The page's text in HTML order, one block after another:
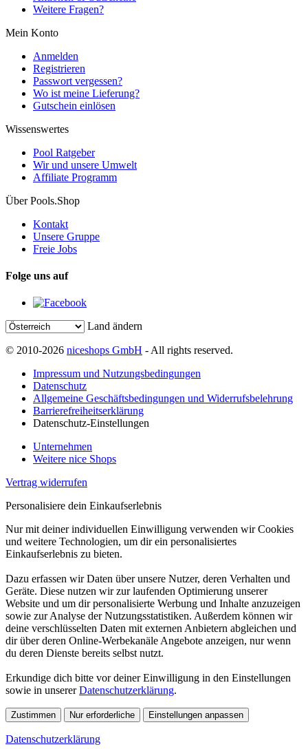
Weitere Fragen?
Mein Konto
Anmelden
Registrieren
Passwort vergessen?
Wo ist meine Lieferung?
Gutschein einlösen
Wissenswertes
Pool Ratgeber
Wir und unsere Umwelt
Affiliate Programm
Über Pools.Shop
Kontakt
Unsere Gruppe
Freie Jobs
Folge uns auf
Land ändern
© 2010-2026 niceshops GmbH - All rights reserved.
Impressum und Nutzungsbedingungen
Datenschutz
Allgemeine Geschäftsbedingungen und Widerrufsbelehrung
Barrierefreiheitserklärung
Datenschutz-Einstellungen
Unternehmen
Weitere nice Shops
Vertrag widerrufen
Personalisiere dein Einkaufserlebnis
Nur mit deiner individuellen Einwilligung verwenden wir Cookies
und weitere Technologien, um dir ein personalisiertes
Einkaufserlebnis zu bieten.
Dazu erfassen wir Daten über unsere Nutzer, deren Verhalten und
Geräte. Diese nutzen wir zur laufenden Optimierung unserer
Website und um dir personalisierte Werbung und Inhalte anzuzeigen
sowie zur Analyse der Nutzungsstatistiken. Außerdem können wir
deine verschlüsselten Daten mit externen Anbietern abgleichen und
dir über deren Online-Werbekanäle Angebote anzeigen, nur wenn
du deren Dienste bereits selbst nutzt.
Erkundige dich bitte vor deiner Einwilligung in den Einstellungen
sowie in unsererDatenschutzerklärung.
Zustimmen Nur erforderliche Einstellungen anpassen
Datenschutzerklärung